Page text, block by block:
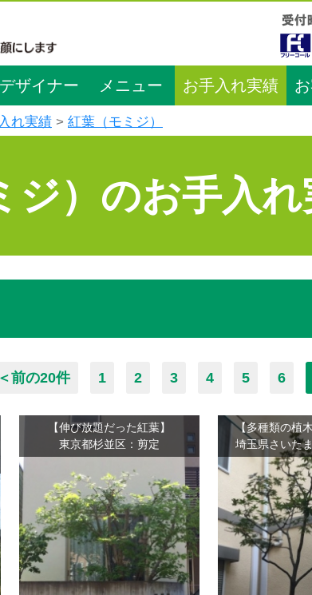
ザイナー メニュー お手入れ実績
れ実績 紅葉（モミジ）
ジ）のお手入
＜前の20件 1 2 3 4 5 6
【伸び放題だった紅葉】
東京都杉並区：剪定
【多種類の植
埼玉県さいた